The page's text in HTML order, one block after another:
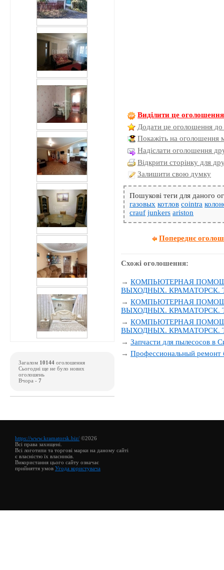
Виділити це оголошення
Додати це оголошення до
Покажіть на оголошення
Надіслати оголошення
Відкрити сторінку для
Залишити свою думку
Пошукові теги для даного
газовых котлов cointra
crauf junkers ariston
Попереднє
Схожі оголошення:
→КОМПЬЮТЕРНАЯ
ВЫХОДНЫХ. КРАМАТОРСК.
→КОМПЬЮТЕРНАЯ
ВЫХОДНЫХ. КРАМАТОРСК.
→КОМПЬЮТЕРНАЯ
ВЫХОДНЫХ. КРАМАТОРСК.
→Запчасти для пылесосов в
→Профессиональный
Загалом 10144 оголошення
Сьогодні ще не було нових
оголошень
Вчора - 7
https://www.kramatorsk.biz/ ©2026
Всі права захищені.
Всі логотипи та торгові марки на даному сайті
є власністю їх власників.
Використання цього сайту означає
прийняття умов Угода користувача